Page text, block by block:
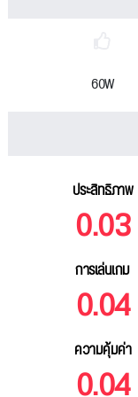
60W
ประสิทธิภาพ
0.03
การเล่นเกม
0.04
ความคุ้มค่า